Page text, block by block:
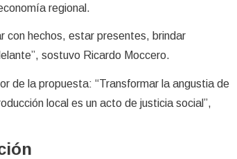
regional.
con hechos, estar presentes, brindar
sostuvo Ricardo Moccero.
de la propuesta: “Transformar la angustia de
local es un acto de justicia social”,